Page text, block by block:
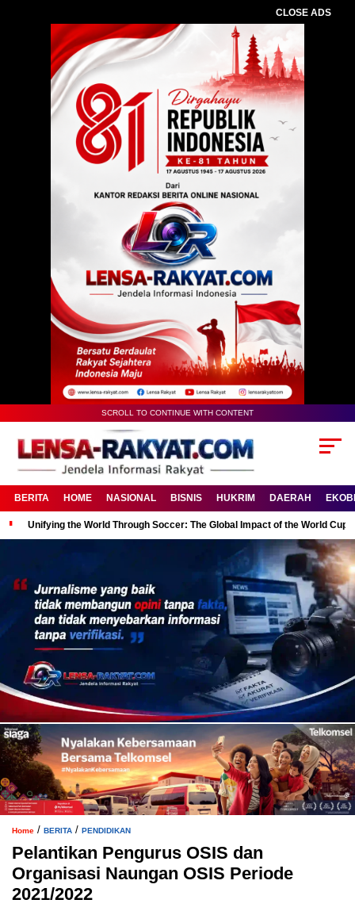
CLOSE ADS
SCROLL TO CONTINUE WITH CONTENT
BERITA HOME NASIONAL BISNIS HUKRIM DAERAH
Unifying the World Through Soccer: The Global Impact of the World Cup
Home / BERITA / PENDIDIKAN
Pelantikan Pengurus OSIS dan
Organisasi Naungan OSIS Periode
2021/2022